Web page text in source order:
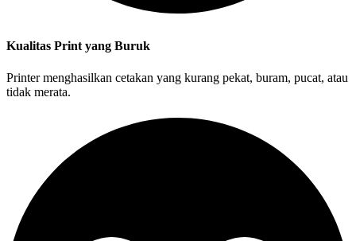
Kualitas Print yang Buruk
Printer menghasilkan cetakan yang kurang pekat, buram, pucat, atau
tidak merata.